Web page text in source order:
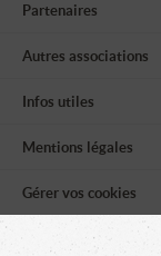
Partenaires
Autres associations
Infos utiles
Mentions légales
Gérer vos cookies